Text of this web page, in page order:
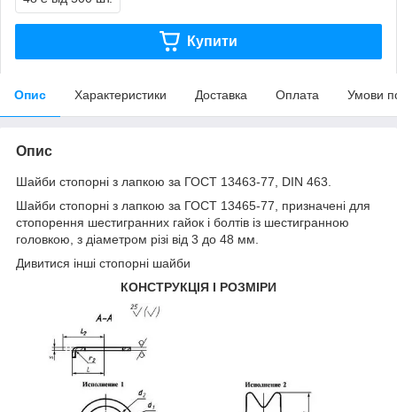
Купити
Опис Характеристики Доставка Оплата Умови
Опис
Шайби стопорні з лапкою за ГОСТ 13463-77, DIN 463.
Шайби стопорні з лапкою за ГОСТ 13465-77, призначені для
стопорення шестигранних гайок і болтів із шестигранною
головкою, з діаметром різі від 3 до 48 мм.
Дивитися інші стопорні шайби
КОНСТРУКЦІЯ І РОЗМІРИ